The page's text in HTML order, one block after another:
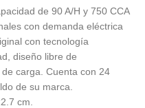
de 90 A/H y 750 CCA
con demanda eléctrica
con tecnología
diseño libre de
carga. Cuenta con 24
de su marca.
cm.